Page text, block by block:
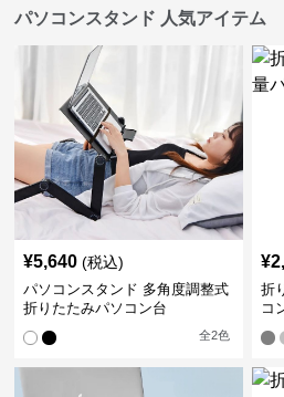
パソコンスタンド 人気アイテム
¥5,640 (税込)
パソコンスタンド 多角度調整式
折りたたみパソコン台
全2色
¥
折
コ